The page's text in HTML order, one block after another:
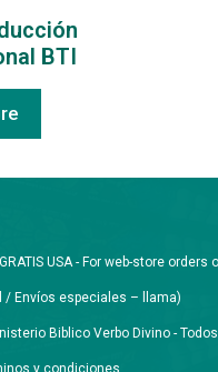
BTI
GRATIS USA - For web-store
Envíos especiales – llama)
Biblico Verbo Divino -
y condiciones